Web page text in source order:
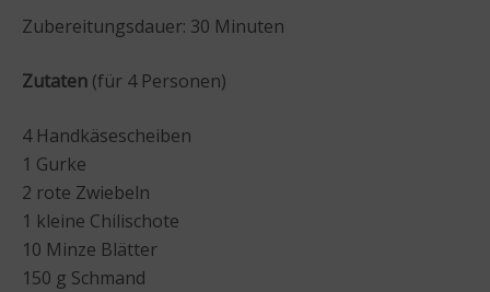
Zubereitungsdauer: 30 Minuten
Zutaten (für 4 Personen)
4 Handkäsescheiben
1 Gurke
2 rote Zwiebeln
1 kleine Chilischote
10 Minze Blätter
150 g Schmand